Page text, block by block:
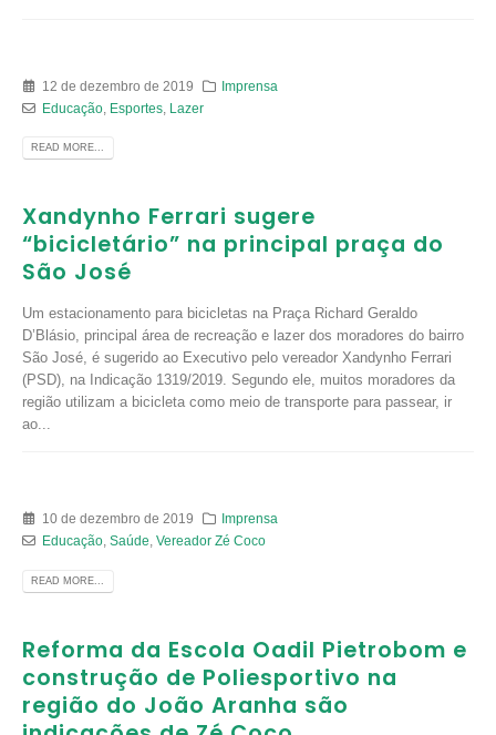
12 de dezembro de 2019
Imprensa
Educação, Esportes, Lazer
READ MORE...
Xandynho Ferrari sugere
“bicicletário” na principal praça do
São José
Um estacionamento para bicicletas na Praça Richard Geraldo
D’Blásio, principal área de recreação e lazer dos moradores do bairro
São José, é sugerido ao Executivo pelo vereador Xandynho Ferrari
(PSD), na Indicação 1319/2019. Segundo ele, muitos moradores da
região utilizam a bicicleta como meio de transporte para passear, ir
ao...
10 de dezembro de 2019
Imprensa
Educação, Saúde Vereador Zé Coco
READ MORE...
Reforma da Escola Oadil Pietrobom e
construção de Poliesportivo na
região do João Aranha são